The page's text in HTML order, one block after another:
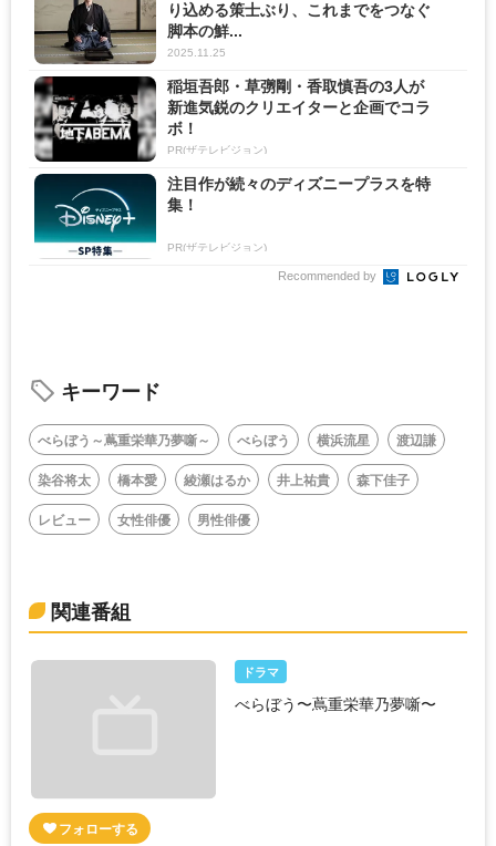
り込める策士ぶり、これまでをつなぐ
脚本の鮮...
2025.11.25
稲垣吾郎・草彅剛・香取慎吾の3人が
新進気鋭のクリエイターと企画でコラ
ボ！
PR(ザテレビジョン)
注目作が続々のディズニープラスを特
集！
PR(ザテレビジョン)
Recommended by
キーワード
べらぼう～蔦重栄華乃夢噺～ べらぼう 横浜流星
渡辺謙
染谷将太
橋本愛 綾瀬はるか 井上祐貴
森下佳子
レビュー
女性俳優 男性俳優
関連番組
ドラマ
べらぼう〜蔦重栄華乃夢噺〜